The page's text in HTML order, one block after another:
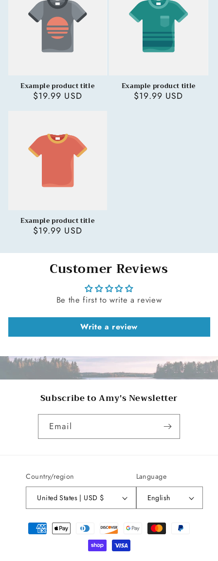
Example product title
Regular
$19.99 USD
Example product title
Regular
$19.99 USD
Example product title
Regular
$19.99 USD
Customer Reviews
Be the first to write a review
Write a review
Subscribe to Amy's Newsletter
Email
Country/region
United States | USD $
Language
English
Payment
methods